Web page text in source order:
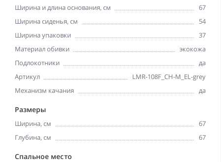
Ширина и длина основания, см
67
Ширина сиденья, см
54
Ширина упаковки
37
Материал обивки
экокожа
Подлокотники
да
Артикул
LMR-108F_CH-M_EL-grey
Механизм качания
да
Размеры
Ширина, см
67
Глубина, см
67
Спальное место